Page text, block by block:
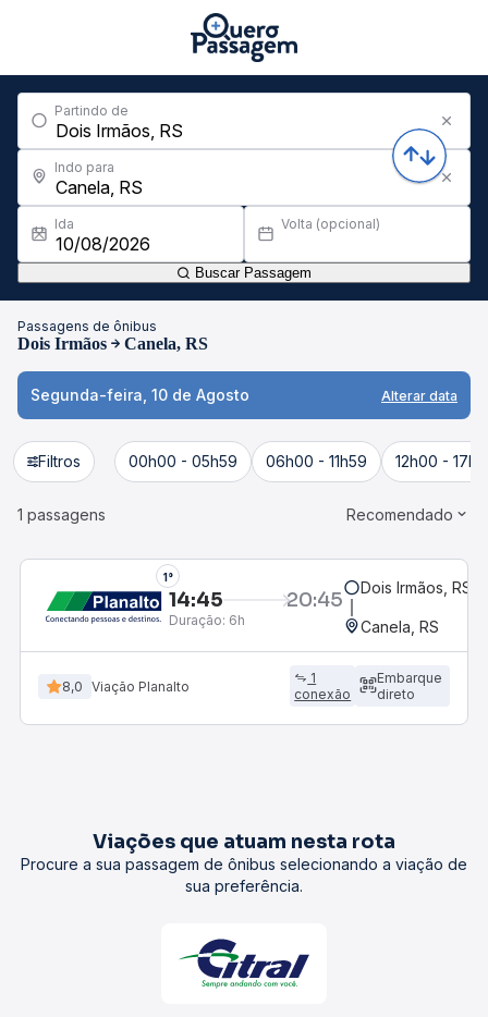
Partindo de
Indo para
Ida Volta (opcional)
Buscar Passagem
Passagens de ônibus
Dois Irmãos Canela, RS
Segunda-feira, 10 de Agosto Alterar data
Filtros 00h00 - 05h59 06h00 - 11h59 12h00 -
1 passagens Recomendado
1°
14:45 20:45
Duração: 6h
Dois Irmãos, RS
Canela, RS
8,0 Viação Planalto
1
conexão
Embarque
direto
Viações que atuam nesta rota
Procure a sua passagem de ônibus selecionando a viação de
sua preferência.